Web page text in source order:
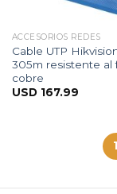
ACCESORIOS REDES
Cable UTP
305m resistente al
cobre
USD 167.99
1